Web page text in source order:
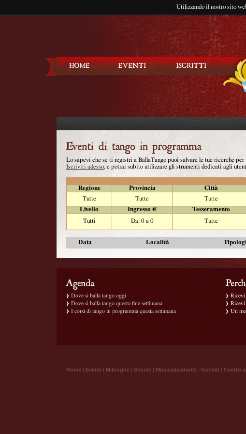
Utilizzando il nostro sito
Lo sapevi che se ti registri a BallaTango puoi salvare le tue ricerche
Iscriviti adesso, e potrai subito utilizzare gli strumenti dedicati agli
Regione
Provincia Città
Tutte
Tutte Tutte
Livello
Ingresso €
Tesseramento
Tutti
Da: 0 a 0 Tutte
Data Località
Dove si balla tango oggi
Dove si balla tango questo fine settimana
I corsi di tango in programma questa settimana
Ricevi
Ricevi
Un
Home | Eventi | Milonghe | Scuole | Musicalizadores | Iscriviti | Centro